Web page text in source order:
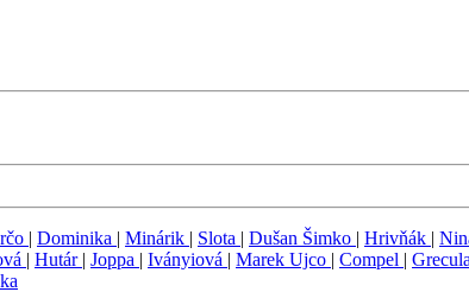
| Dominika | Minárik | Slota | Dušan Šimko | Hrivňák |
| Hutár | Joppa | Iványiová | Marek Ujco | Compel | Grecula